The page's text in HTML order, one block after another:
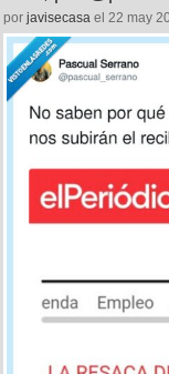
por javisecasa el 22 may